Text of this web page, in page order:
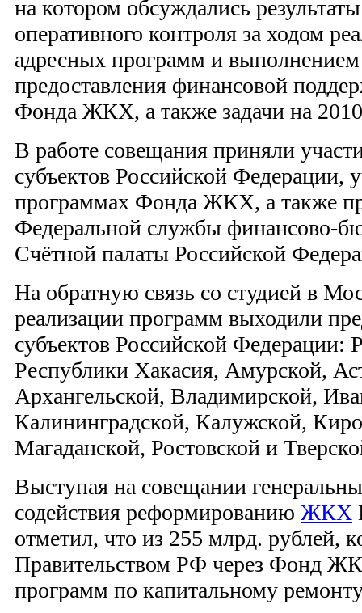
на котором обсуждались
оперативного контроля за ходом
адресных программ и
предоставления финансовой
Фонда ЖКХ, а также задачи на
В работе совещания приняли
субъектов Российской Федерации,
программах Фонда ЖКХ, а также
Федеральной службы финансово-
Счётной палаты Российской
На обратную связь со студией в
реализации программ выходили
субъектов Российской Федерации:
Республики Хакасия, Амурской,
Архангельской, Владимирской,
Калининградской, Калужской,
Магаданской, Ростовской и
Выступая на совещании
содействия реформированию ЖКХ
отметил, что из 255 млрд. рублей,
Правительством РФ через Фонд
программ по капитальному